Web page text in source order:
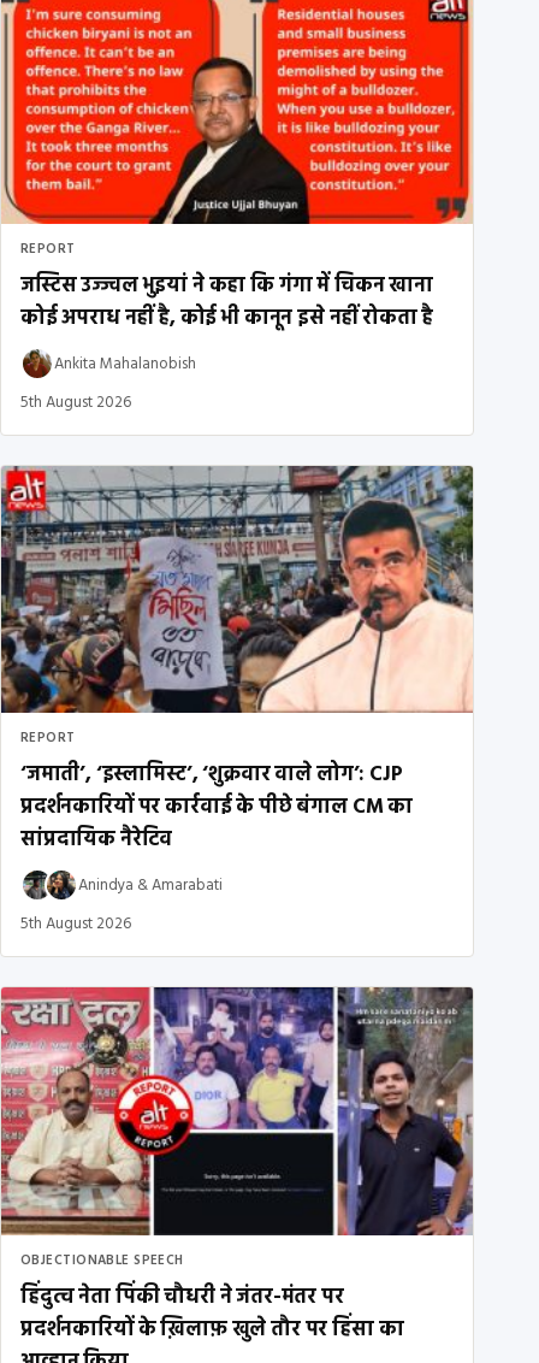
REPORT
जस्टिस उज्ज्वल भुइयां ने कहा कि गंगा में चिकन खाना
कोई अपराध नहीं है, कोई भी कानून इसे नहीं रोकता है
Ankita Mahalanobish
5th August 2026
REPORT
‘जमाती’, ‘इस्लामिस्ट’, ‘शुक्रवार वाले लोग’: CJP
प्रदर्शनकारियों पर कार्रवाई के पीछे बंगाल CM का
सांप्रदायिक नैरेटिव
Anindya &Amarabati
5th August 2026
OBJECTIONABLE SPEECH
हिंदुत्व नेता पिंकी चौधरी ने जंतर-मंतर पर
प्रदर्शनकारियों के ख़िलाफ़ खुले तौर पर हिंसा का